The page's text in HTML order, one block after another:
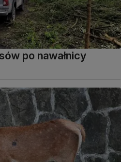
po nawałnicy